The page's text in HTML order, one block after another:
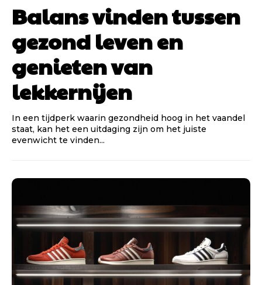
Balans vinden tussen
gezond leven en
genieten van
lekkernijen
In een tijdperk waarin gezondheid hoog in het vaandel
staat, kan het een uitdaging zijn om het juiste
evenwicht te vinden...